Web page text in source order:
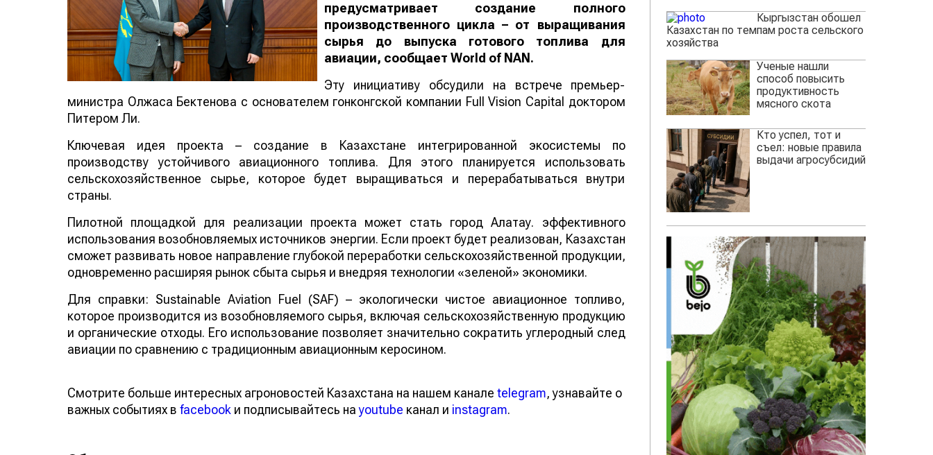
предусматривает создание полного
производственного цикла – от выращивания
сырья до выпуска готового топлива для
авиации, сообщает World of NAN .
Эту инициативу обсудили на встрече премьер-
министра Олжаса Бектенова с основателем гонконгской компании Full Vision Capital доктором
Питером Ли.
Ключевая идея проекта – создание в Казахстане интегрированной экосистемы по
производству устойчивого авиационного топлива. Для этого планируется использовать
сельскохозяйственное сырье, которое будет выращиваться и перерабатываться внутри
страны.
Пилотной площадкой для реализации проекта может стать город Алатау. эффективного
использования возобновляемых источников энергии. Если проект будет реализован, Казахстан
сможет развивать новое направление глубокой переработки сельскохозяйственной продукции,
одновременно расширяя рынок сбыта сырья и внедряя технологии «зеленой» экономики.
Для справки: Sustainable Aviation Fuel (SAF) – экологически чистое авиационное топливо,
которое производится из возобновляемого сырья, включая сельскохозяйственную продукцию
и органические отходы. Его использование позволяет значительно сократить углеродный след
авиации по сравнению с традиционным авиационным керосином.
Смотрите больше интересных агроновостей Казахстана на нашем канале telegram, узнавайте о
важных событиях в facebook и подписывайтесь наyoutube канал и instagram.
Кыргызстан обошел
Казахстан по темпам роста сельского
хозяйства
Ученые нашли
способ повысить
продуктивность
мясного скота
Кто успел, тот и
съел: новые правила
выдачи агросубсидий